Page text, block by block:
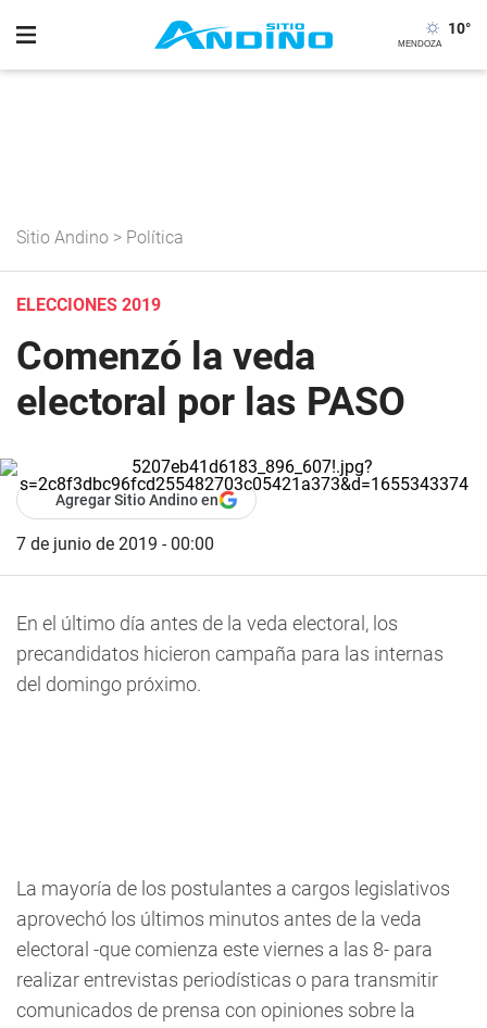
10°
Sitio Andino > Política
ELECCIONES 2019
Comenzó la veda
electoral por las PASO
Agregar Sitio Andino en
7 de junio de 2019 - 00:00
En el último día antes de la veda electoral, los
precandidatos hicieron campaña para las internas
del domingo próximo.
La mayoría de los postulantes a cargos legislativos
aprovechó los últimos minutos antes de la veda
electoral -que comienza este viernes a las 8- para
realizar entrevistas periodísticas o para transmitir
comunicados de prensa con opiniones sobre la